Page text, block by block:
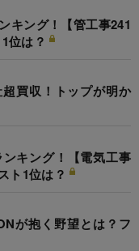
キング！【管工事241
位は？
買収！トップが明か
キング！【電気工事
ト1位は？
が抱く野望とは？フ